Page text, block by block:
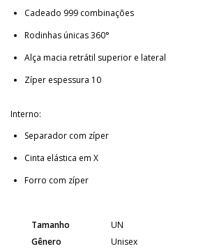
Cadeado 999 combinações
Rodinhas únicas 360°
Alça macia retrátil superior e lateral
Zíper espessura 10
Interno:
Separador com zíper
Cinta elástica em X
Forro com zíper
Tamanho
UN
Gênero
Unisex